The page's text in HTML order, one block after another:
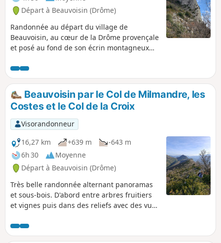
Départ à Beauvoisin (Drôme)
Randonnée au départ du village de
Beauvoisin, au cœur de la Drôme provençale
et posé au fond de son écrin montagneux
les montagnes du Linceuil et de la Taillade,
le Ventoux, les Baronnies, seront vos repères
tout au long de votre balade. Ce n'est pas
moins de six cols que vous traverserez pour
retrouver Beauvoisin. Les vues imprenables
sur la longue crête des Costes sont à couper
le souffle et marqueront votre mémoire.
Beauvoisin par le Col de Milmandre, les
Costes et le Col de la Croix
Visorandonneur
16,27 km
+639 m
-643 m
6h 30
Moyenne
Départ à Beauvoisin (Drôme)
Très belle randonnée alternant panoramas
et sous-bois. D'abord entre arbres fruitiers
et vignes puis dans des reliefs avec des vues
efforts que vous aurez consentis pour
réaliser cette randonnée.